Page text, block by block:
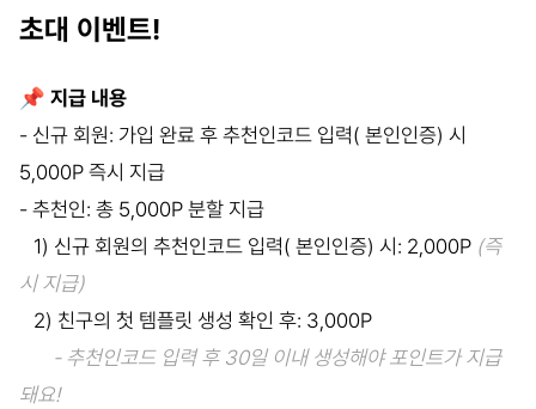
초대 이벤트!
📌 지급 내용
- 신규 회원: 가입 완료 후 추천인코드 입력( 본인인증) 시
5,000P 즉시 지급
- 추천인: 총 5,000P 분할 지급
1) 신규 회원의 추천인코드 입력( 본인인증) 시: 2,000P (즉
시 지급)
2) 친구의 첫 템플릿 생성 확인 후: 3,000P
- 추천인코드 입력 후 30일 이내 생성해야 포인트가 지급
돼요!